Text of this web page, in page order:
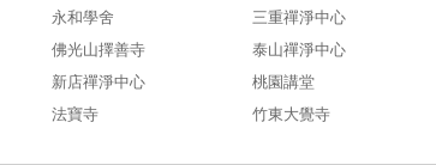
永和學舍 三重禪淨中心
佛光山擇善寺 泰山禪淨中心
新店禪淨中心 桃園講堂
法寶寺 竹東大覺寺